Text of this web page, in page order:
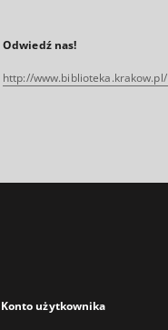
Odwiedź nas!
http://www.biblioteka.krakow.pl/
Konto użytkownika